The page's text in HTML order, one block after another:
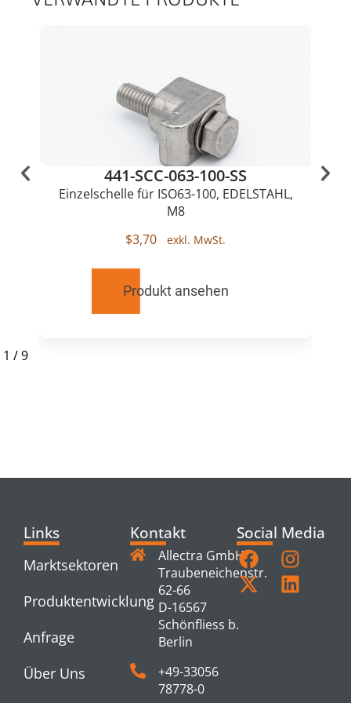
441-SCC-063-100-SS
Einzelschelle für ISO63-100, EDELSTAHL,
M8
$3,70
Produkt ansehen
1 /9
Links
Marktsektoren
Produktentwicklung
Anfrage
Über Uns
Kontakt
Allectra GmbH
Traubeneichenstr.
62-66
D-16567
Schönfliess b.
Berlin
+49-33056
78778-0
Social Media